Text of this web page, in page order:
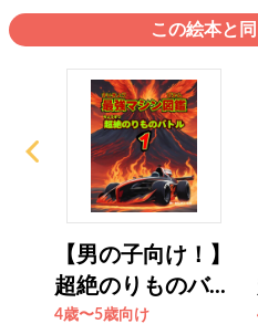
この絵本と
【男の子向け！】
超絶のりものバ...
4歳〜5歳向け